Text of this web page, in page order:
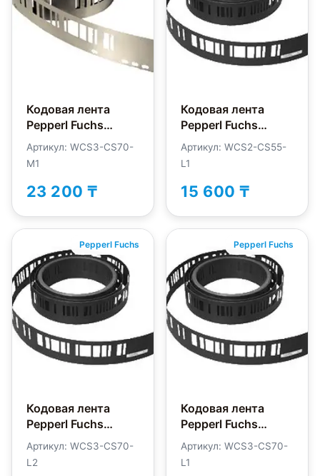
Кодовая лента
Pepperl Fuchs
WCS3-CS70-M1
Артикул: WCS3-CS70-
M1
23 200 ₸
Кодовая лента
Pepperl Fuchs
WCS2-CS55-L1
Артикул: WCS2-CS55-
L1
15 600 ₸
Pepperl Fuchs
Кодовая лента
Pepperl Fuchs
WCS3-CS70-L2
Артикул: WCS3-CS70-
L2
Pepperl Fuchs
Кодовая лента
Pepperl Fuchs
WCS3-CS70-L1
Артикул: WCS3-CS70-
L1